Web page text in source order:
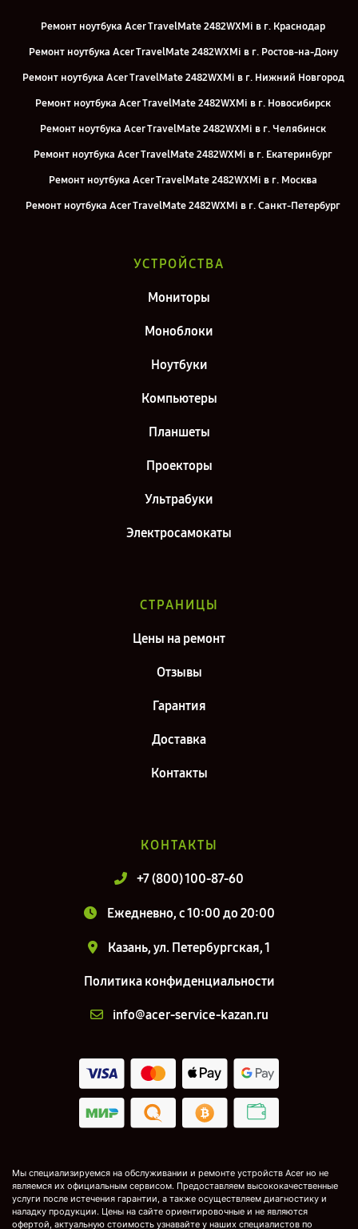
Ремонт ноутбука Acer TravelMate 2482WXMi в г. Краснодар
Ремонт ноутбука Acer TravelMate 2482WXMi в г. Ростов-на-Дону
Ремонт ноутбука Acer TravelMate 2482WXMi в г. Нижний Новгород
Ремонт ноутбука Acer TravelMate 2482WXMi в г. Новосибирск
Ремонт ноутбука Acer TravelMate 2482WXMi в г. Челябинск
Ремонт ноутбука Acer TravelMate 2482WXMi в г. Екатеринбург
Ремонт ноутбука Acer TravelMate 2482WXMi в г. Москва
Ремонт ноутбука Acer TravelMate 2482WXMi в г. Санкт-Петербург
УСТРОЙСТВА
Мониторы
Моноблоки
Ноутбуки
Компьютеры
Планшеты
Проекторы
Ультрабуки
Электросамокаты
СТРАНИЦЫ
Цены на ремонт
Отзывы
Гарантия
Доставка
Контакты
КОНТАКТЫ
+7 (800) 100-87-60
Ежедневно, с 10:00 до 20:00
Казань, ул. Петербургская, 1
Политика конфиденциальности
info@acer-service-kazan.ru
Мы специализируемся на обслуживании и ремонте устройств Acer но не
являемся их официальным сервисом. Предоставляем высококачественные
услуги после истечения гарантии, а также осуществляем диагностику и
наладку продукции. Цены на сайте ориентировочные и не являются
офертой, актуальную стоимость узнавайте у наших специалистов по